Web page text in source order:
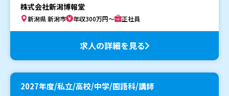
株式会社新潟博報堂
新潟県 新潟市 年収300万円～ 正社員
求人の詳細を見る
2027年度/私立/高校/中学/国語科/講師